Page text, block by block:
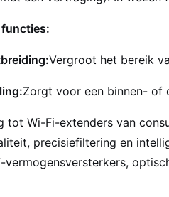
functies:
Vergroot het bereik
Zorgt voor een binnen- of
tot Wi-Fi-extenders van
precisiefiltering en
vermogensversterkers,